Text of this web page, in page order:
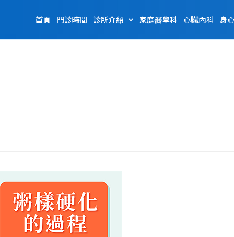
首頁 門診時間 診所介紹 家庭醫學科 心臟內科 身